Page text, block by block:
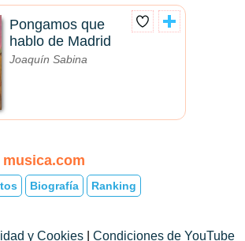
Pongamos que
hablo de Madrid
Joaquín Sabina
musica.com
Biografía Ranking
y Cookies Condiciones de YouTube